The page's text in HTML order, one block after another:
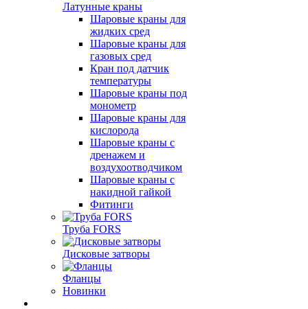
Латунные краны
Шаровые краны для
жидких сред
Шаровые краны для
газовых сред
Кран под датчик
температуры
Шаровые краны под
монометр
Шаровые краны для
кислорода
Шаровые краны с
дренажем и
воздухоотводчиком
Шаровые краны с
накидной гайкой
Фитинги
Труба FORS
Дисковые затворы
Фланцы
Новинки